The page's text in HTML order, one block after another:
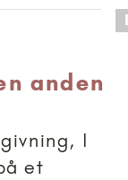
anden
I
et